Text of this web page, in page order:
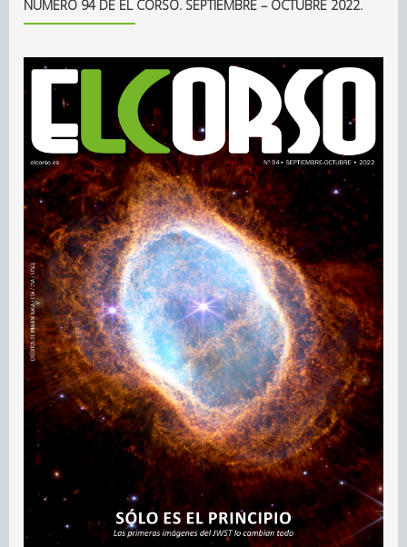
NÚMERO 94 DE EL CORSO. SEPTIEMBRE – OCTUBRE 2022.